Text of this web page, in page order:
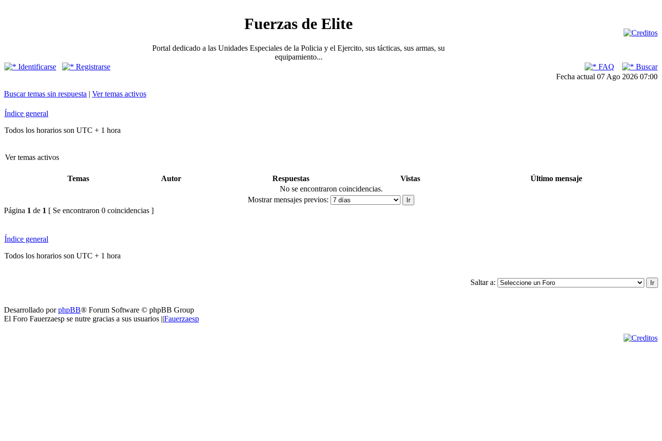
Fuerzas de Elite
Portal dedicado a las Unidades Especiales de la Policia y el Ejercito, sus tácticas, sus armas, su
equipamiento...
Identificarse
Registrarse FAQ
Buscar
Fecha actual 07 Ago 2026 07:00
Buscar temas sin respuesta | Ver temas activos
Índice general
Todos los horarios son UTC + 1 hora
Ver temas activos
Temas Autor Respuestas Vistas
Último mensaje
No se encontraron coincidencias.
Mostrar mensajes previos:
Página 1 de 1 [ Se encontraron 0 coincidencias ]
Índice general
Todos los horarios son UTC + 1 hora
Saltar a:
Desarrollado porphpBB® Forum Software © phpBB Group
El Foro Fauerzaesp se nutre gracias a sus usuarios ||Fauerzaesp